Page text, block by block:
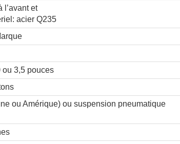
l’avant et
acier Q235
ou 3,5 pouces
ou Amérique) ou suspension pneumatique